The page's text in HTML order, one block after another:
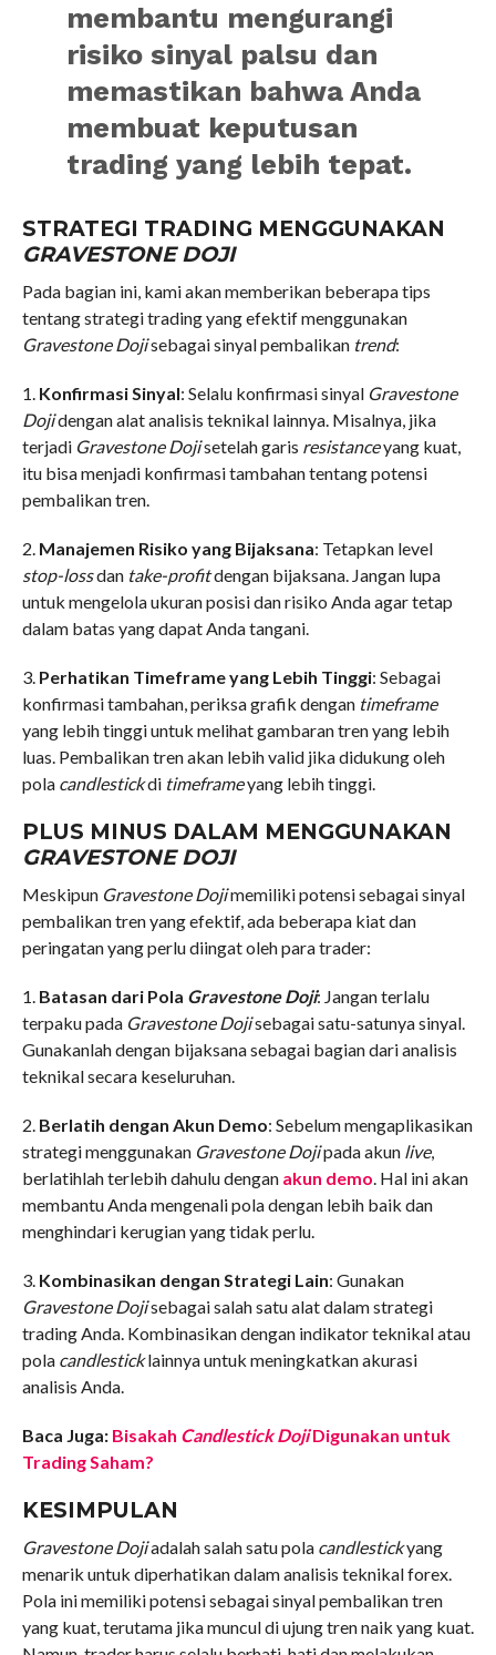
membantu mengurangi
risiko sinyal palsu dan
memastikan bahwa Anda
membuat keputusan
trading yang lebih tepat.
STRATEGI TRADING MENGGUNAKAN
GRAVESTONE DOJI
Pada bagian ini, kami akan memberikan beberapa tips
tentang strategi trading yang efektif menggunakan
Gravestone Dojisebagai sinyal pembalikan trend:
1. Konfirmasi Sinyal: Selalu konfirmasi sinyal Gravestone
Dojidengan alat analisis teknikal lainnya. Misalnya, jika
terjadi Gravestone Dojisetelah garis resistanceyang kuat,
itu bisa menjadi konfirmasi tambahan tentang potensi
pembalikan tren.
2. Manajemen Risiko yang Bijaksana: Tetapkan level
stop-lossdan take-profitdengan bijaksana. Jangan lupa
untuk mengelola ukuran posisi dan risiko Anda agar tetap
dalam batas yang dapat Anda tangani.
3. Perhatikan Timeframe yang Lebih Tinggi: Sebagai
konfirmasi tambahan, periksa grafik dengan timeframe
yang lebih tinggi untuk melihat gambaran tren yang lebih
luas. Pembalikan tren akan lebih valid jika didukung oleh
pola candlestickdi timeframeyang lebih tinggi.
PLUS MINUS DALAM MENGGUNAKAN
GRAVESTONE DOJI
Meskipun Gravestone Dojimemiliki potensi sebagai sinyal
pembalikan tren yang efektif, ada beberapa kiat dan
peringatan yang perlu diingat oleh para trader:
1. Batasan dari Pola Gravestone Doji: Jangan terlalu
terpaku pada Gravestone Dojisebagai satu-satunya sinyal.
Gunakanlah dengan bijaksana sebagai bagian dari analisis
teknikal secara keseluruhan.
2. Berlatih dengan Akun Demo: Sebelum mengaplikasikan
strategi menggunakan Gravestone Dojipada akun live,
berlatihlah terlebih dahulu dengan akun demo. Hal ini akan
membantu Anda mengenali pola dengan lebih baik dan
menghindari kerugian yang tidak perlu.
3. Kombinasikan dengan Strategi Lain: Gunakan
Gravestone Dojisebagai salah satu alat dalam strategi
trading Anda. Kombinasikan dengan indikator teknikal atau
pola candlesticklainnya untuk meningkatkan akurasi
analisis Anda.
Baca Juga: Bisakah Candlestick DojiDigunakan untuk
Trading Saham?
KESIMPULAN
Gravestone Dojiadalah salah satu pola candlestickyang
menarik untuk diperhatikan dalam analisis teknikal forex.
Pola ini memiliki potensi sebagai sinyal pembalikan tren
yang kuat, terutama jika muncul di ujung tren naik yang kuat.